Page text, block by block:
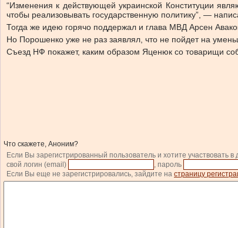
“Изменения к действующей украинской Конституции
чтобы реализовывать государственную политику”, —
Тогда же идею горячо поддержал и глава МВД Арсен
Но Порошенко уже не раз заявлял, что не пойдет на
Съезд НФ покажет, каким образом Яценюк со товарищи
Что скажете, Аноним?
Если Вы зарегистрированный пользователь и хотите участвовать в
свой логин (email)
, пароль
Если Вы еще не зарегистрировались, зайдите на страницу